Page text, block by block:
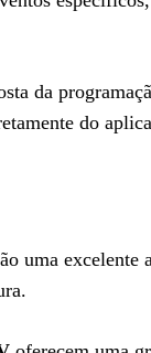
da
do
uma excelente